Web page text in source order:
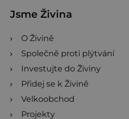
Jsme Živina
O Živině
Společně proti plýtvání
Investujte do Živiny
Přidej se k Živině
Velkoobchod
Projekty